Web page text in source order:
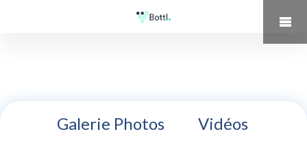
Galerie Photos Vidéos